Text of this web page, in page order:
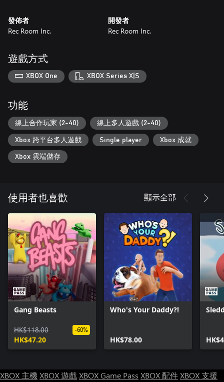
發佈者
Rec Room Inc.
開發者
Rec Room Inc.
遊戲方式
XBOX One XBOX Series X|S
功能
線上合作玩家 (2-40) 線上多人遊戲 (2-40)
Xbox 跨平台多人遊戲 Single player Xbox 成就
Xbox 雲端儲存
使用者也喜歡 顯示全部
Gang Beasts
HK$118.00
HK$47.20
-60%
Who's Your Daddy?!
HK$78.00
XBOX 主機XBOX 遊戲XBOX Game Pass XBOX 配件XBOX 支援